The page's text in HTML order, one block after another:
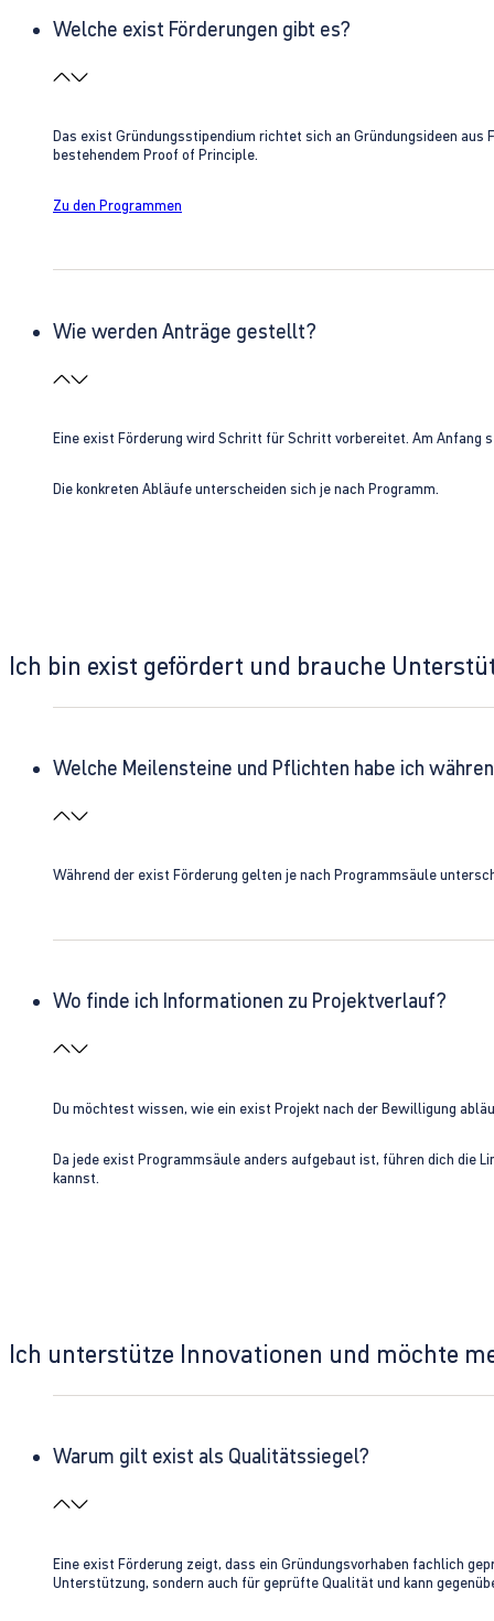
Welche exist Förderungen gibt es?
Das exist Gründungsstipendium richtet sich an Gründungsideen
bestehendem Proof of Principle.
Zu den Programmen
Wie werden Anträge gestellt?
Eine exist Förderung wird Schritt für Schritt vorbereitet. Am Anfang
Die konkreten Abläufe unterscheiden sich je nach Programm.
Ich bin exist gefördert und brauche
Welche Meilensteine und Pflichten habe ich
Während der exist Förderung gelten je nach Programmsäule
Wo finde ich Informationen zu Projektverlauf?
Du möchtest wissen, wie ein exist Projekt nach der Bewilligung
Da jede exist Programmsäule anders aufgebaut ist, führen dich die
kannst.
Ich unterstütze Innovationen und möchte
Warum gilt exist als Qualitätssiegel?
Eine exist Förderung zeigt, dass ein Gründungsvorhaben fachlich
Unterstützung, sondern auch für geprüfte Qualität und kann